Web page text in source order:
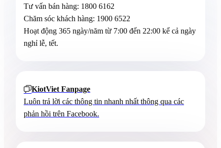
Tư vấn bán hàng: 1800 6162
Chăm sóc khách hàng: 1900 6522
Hoạt động 365 ngày/năm từ 7:00 đến 22:00 kể cả ngày
nghỉ lễ, tết.
KiotViet Fanpage
Luôn trả lời các thông tin nhanh nhất thông qua các
phản hồi trên Facebook.